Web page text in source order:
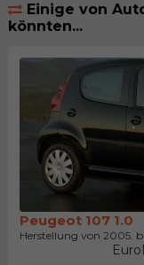
Einige von
könnten...
Peugeot 107 1.0
Herstellung von 2005.